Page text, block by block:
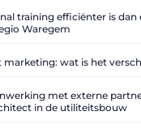
training efficiënter is dan
Waregem
marketing: wat is het
met externe
in de utiliteitsbouw